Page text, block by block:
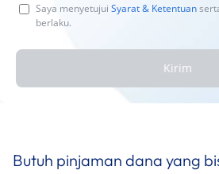
Saya menyetujui Syarat & Ketentuan
berlaku.
Kirim
Butuh pinjaman dana yang